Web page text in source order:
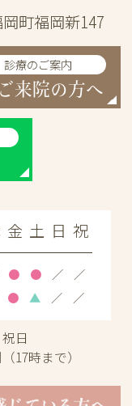
町福岡新147
診療のご案内
ご来院の方へ
金 土 日 祝
● ● ／ ／
● ▲ ／ ／
日
17時まで）